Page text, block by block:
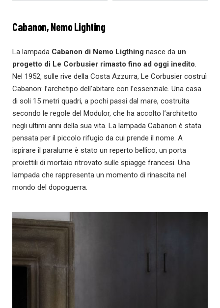
Cabanon, Nemo Lighting
La lampada Cabanon di Nemo Ligthing nasce da un
progetto di Le Corbusier rimasto fino ad oggi inedito
Nel 1952, sulle rive della Costa Azzurra, Le Corbusier costruì
Cabanon: l’archetipo dell’abitare con l’essenziale. Una casa
di soli 15 metri quadri, a pochi passi dal mare, costruita
secondo le regole del Modulor, che ha accolto l’architetto
negli ultimi anni della sua vita. La lampada Cabanon è stata
pensata per il piccolo rifugio da cui prende il nome. A
ispirare il paralume è stato un reperto bellico, un porta
proiettili di mortaio ritrovato sulle spiagge francesi. Una
lampada che rappresenta un momento di rinascita nel
mondo del dopoguerra.